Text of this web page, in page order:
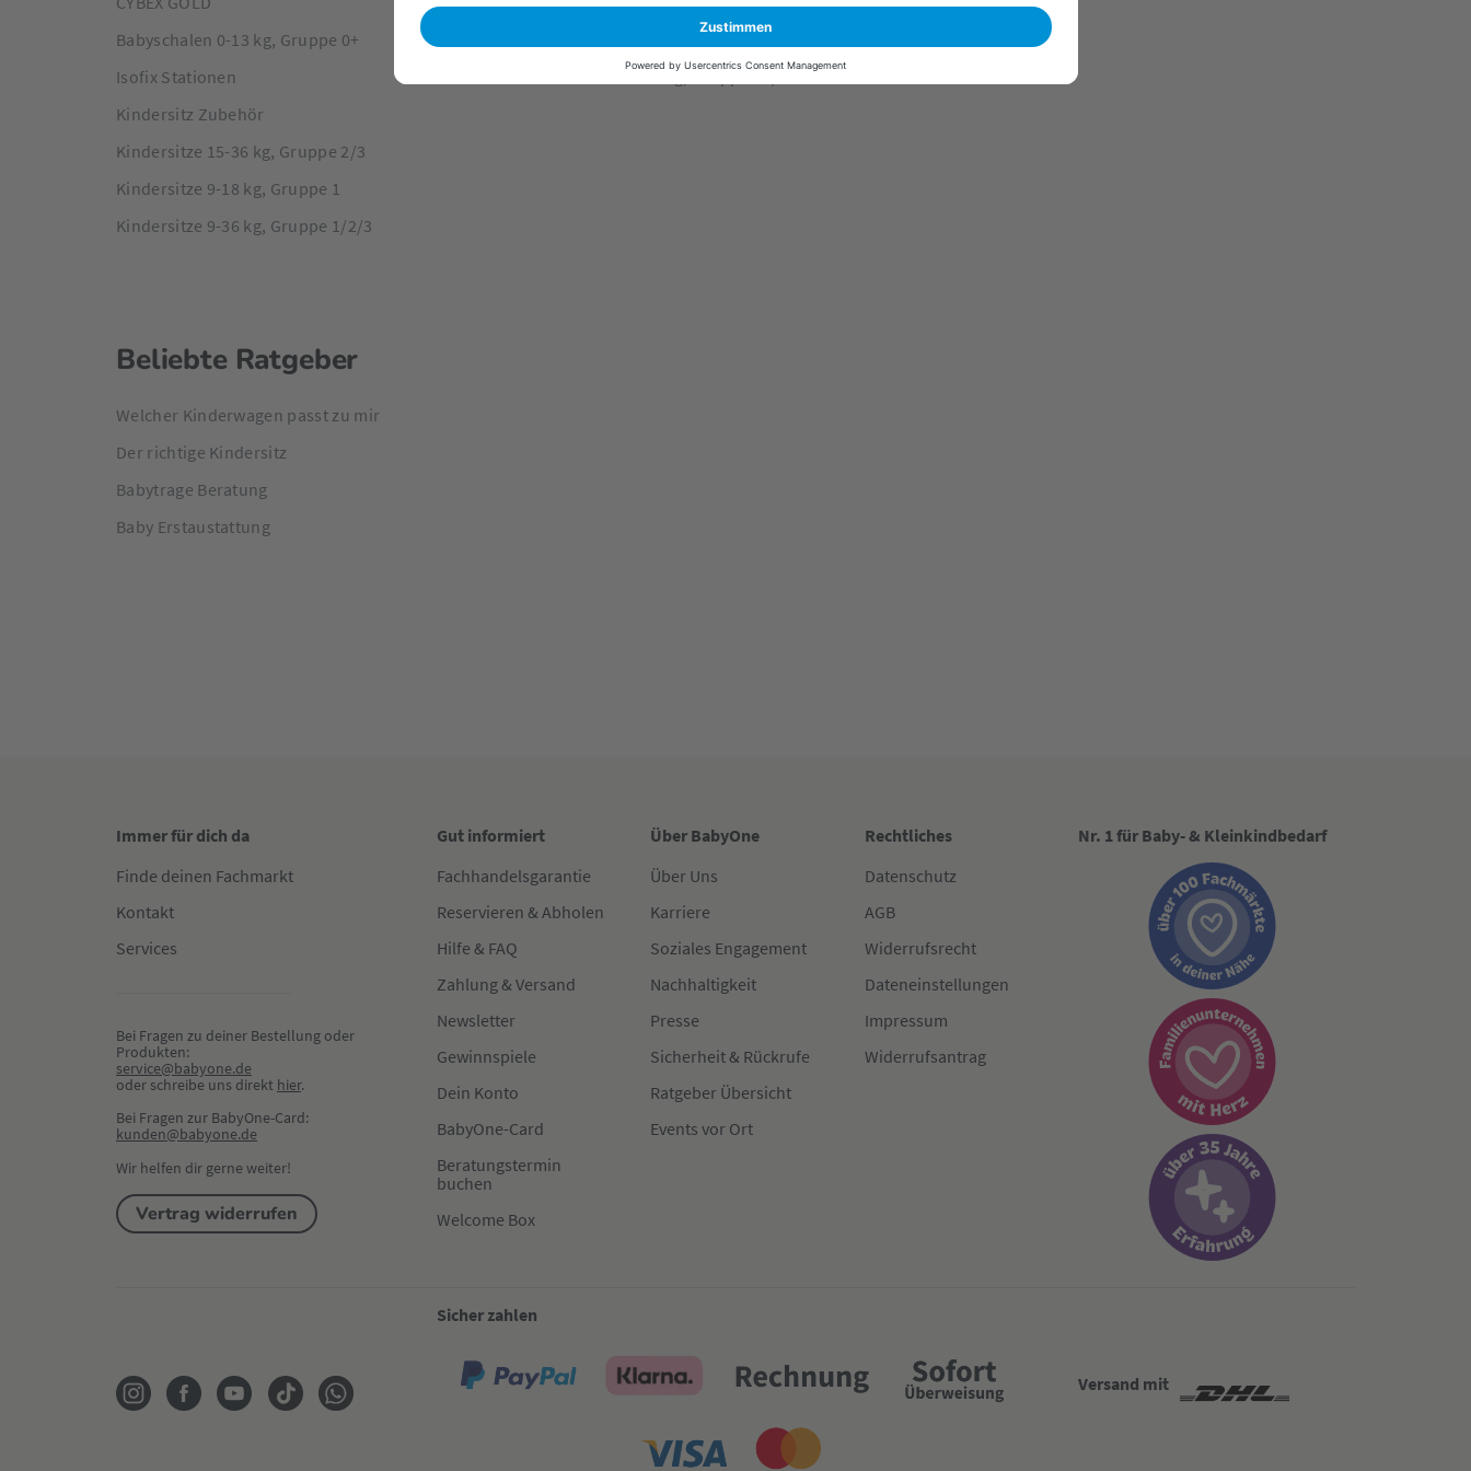
Babyschalen 0-13 kg, Gruppe 0+
Isofix Stationen
Kindersitz Zubehör
Kindersitze 15-36 kg, Gruppe 2/3
Kindersitze 9-18 kg, Gruppe 1
Kindersitze 9-36 kg, Gruppe 1/2/3
Reboarder 0-18 kg, Gruppe 0+/1
Beliebte Ratgeber
Welcher Kinderwagen passt zu mir
Der richtige Kindersitz
Babytrage Beratung
Baby Erstaustattung
Immer für dich da
Finde deinen Fachmarkt
Kontakt
Services
Bei Fragen zu deiner Bestellung oder
Produkten:
service@babyone.de
oder schreibe uns direkt hier.
Bei Fragen zur BabyOne-Card:
kunden@babyone.de
Wir helfen dir gerne weiter!
Vertrag widerrufen
Gut informiert
Fachhandelsgarantie
Reservieren & Abholen
Hilfe & FAQ
Zahlung & Versand
Newsletter
Gewinnspiele
Dein Konto
BabyOne-Card
Beratungstermin
buchen
Welcome Box
Über BabyOne
Über Uns
Karriere
Soziales Engagement
Nachhaltigkeit
Presse
Sicherheit & Rückrufe
Ratgeber Übersicht
Events vor Ort
Rechtliches
Datenschutz
AGB
Widerrufsrecht
Dateneinstellungen
Impressum
Widerrufsantrag
Nr. 1 für Baby- & Kleinkindbedarf
Sicher zahlen
Versand mit